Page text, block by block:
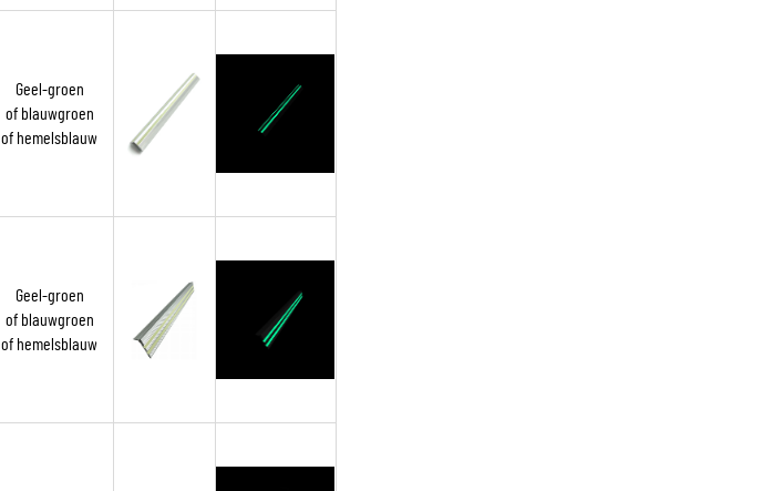
Geel-groen
of blauwgroen
of hemelsblauw
Geel-groen
of blauwgroen
of hemelsblauw